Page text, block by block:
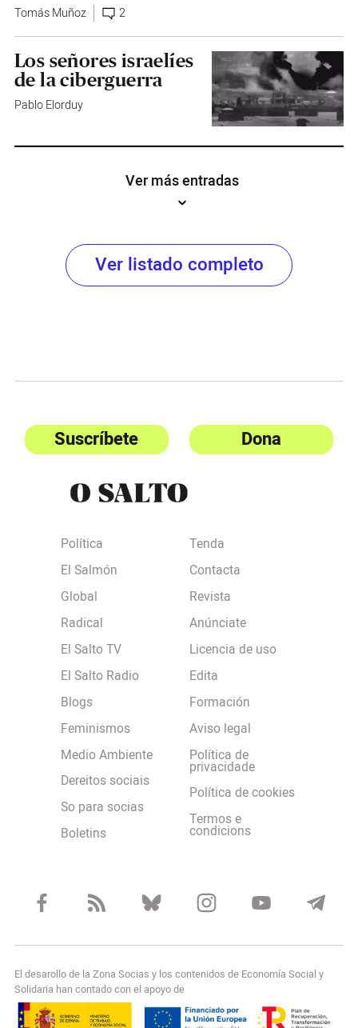
Tomás Muñoz 2
Los señores israelíes
de la ciberguerra
Pablo Elorduy
Ver más entradas
Ver listado completo
Suscríbete Dona
Política
El Salmón
Global
Radical
El Salto TV
El Salto Radio
Blogs
Feminismos
Medio Ambiente
Dereitos sociais
So para socias
Boletins
Tenda
Contacta
Revista
Anúnciate
Licencia de uso
Edita
Formación
Aviso legal
Política de
privacidade
Política de cookies
Termos e
condicions
El desarollo de la Zona Socias y los contenidos de Economía Social y
Solidaria han contado con el apoyo de